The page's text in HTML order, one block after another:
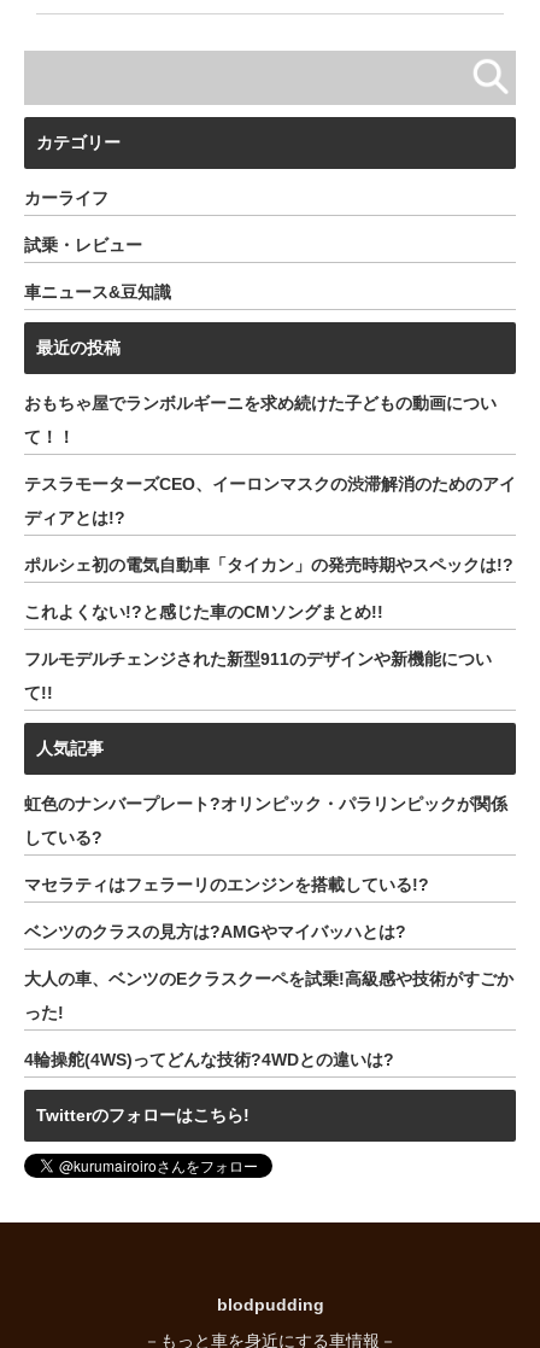
カテゴリー
カーライフ
試乗・レビュー
車ニュース&豆知識
最近の投稿
おもちゃ屋でランボルギーニを求め続けた子どもの動画につい
て！！
テスラモーターズCEO、イーロンマスクの渋滞解消のためのアイ
ディアとは!?
ポルシェ初の電気自動車「タイカン」の発売時期やスペックは!?
これよくない!?と感じた車のCMソングまとめ!!
フルモデルチェンジされた新型911のデザインや新機能につい
て!!
人気記事
虹色のナンバープレート?オリンピック・パラリンピックが関係
している?
マセラティはフェラーリのエンジンを搭載している!?
ベンツのクラスの見方は?AMGやマイバッハとは?
大人の車、ベンツのEクラスクーペを試乗!高級感や技術がすごか
った!
4輪操舵(4WS)ってどんな技術?4WDとの違いは?
Twitterのフォローはこちら!
blodpudding
－もっと車を身近にする車情報－